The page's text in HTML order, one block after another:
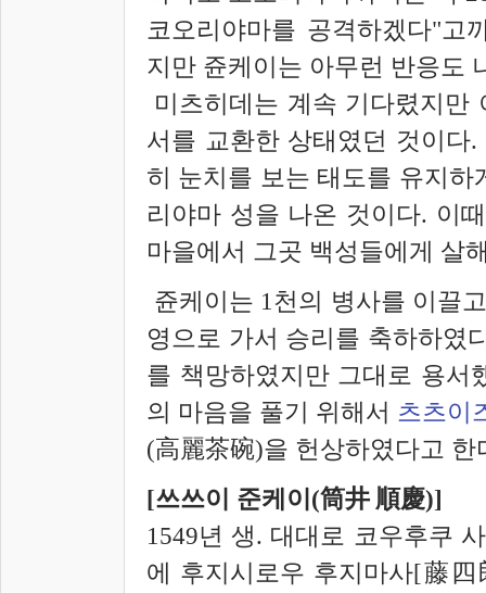
코오리야마를 공격하겠다"고
지만 쥰케이는 아무런 반응도
미츠히데는 계속 기다렸지만
서를 교환한 상태였던 것이다
히 눈치를 보는 태도를 유지
리야마 성을 나온 것이다. 이
마을에서 그곳 백성들에게 살
쥰케이는 1천의 병사를 이끌
영으로 가서 승리를 축하하였
를 책망하였지만 그대로 용서
의 마음을 풀기 위해서 츠츠이
(高麗茶碗)을 헌상하였다고 한
[쓰쓰이 준케이(筒井 順慶)]
1549년 생. 대대로 코우후쿠
에 후지시로우 후지마사[藤四